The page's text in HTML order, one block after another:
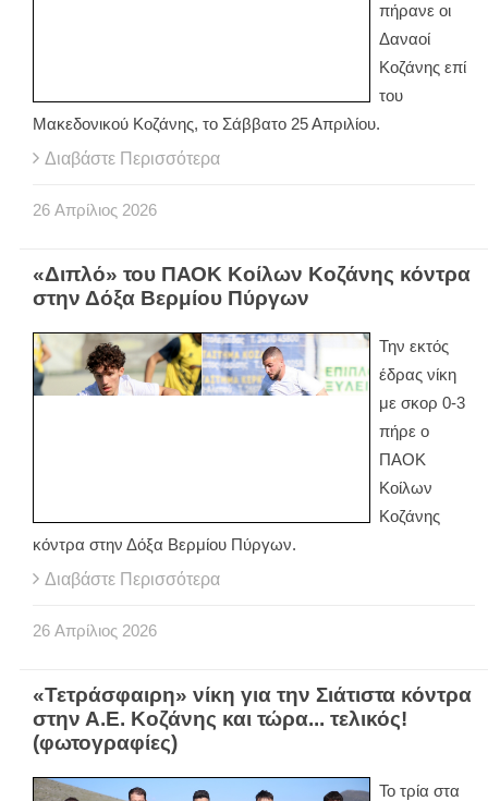
πήρανε οι
Δαναοί
Κοζάνης επί
του
Μακεδονικού Κοζάνης, το Σάββατο 25 Απριλίου.
Διαβάστε Περισσότερα
26 Απρίλιος 2026
«Διπλό» του ΠΑΟΚ Κοίλων Κοζάνης κόντρα
στην Δόξα Βερμίου Πύργων
Την εκτός
έδρας νίκη
με σκορ 0-3
πήρε ο
ΠΑΟΚ
Κοίλων
Κοζάνης
κόντρα στην Δόξα Βερμίου Πύργων.
Διαβάστε Περισσότερα
26 Απρίλιος 2026
«Τετράσφαιρη» νίκη για την Σιάτιστα κόντρα
στην Α.Ε. Κοζάνης και τώρα... τελικός!
(φωτογραφίες)
Το τρία στα